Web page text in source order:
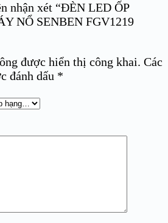
nhận xét “ĐÈN LED ỐP
NỔ SENBEN FGV1219
được hiển thị công khai. Các
đánh dấu *